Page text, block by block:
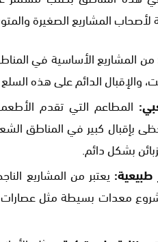
لأصحاب المشاريع الصغيرة
من المشاريع الأساسية في
والإقبال الدائم على هذه
: المطاعم التي تقدم
بإقبال كبير في المناطق
بشكل دائم.
: يعتبر من المشاريع
معدات بسيطة مثل عصارات